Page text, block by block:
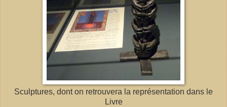
Sculptures, dont on retrouvera la représentation dans le
Livre